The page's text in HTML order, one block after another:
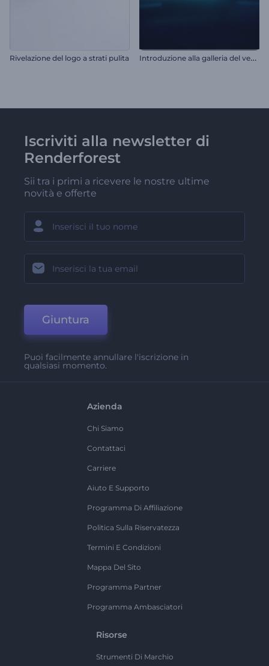
Rivelazione del logo a strati pulita I
ntroduzione alla galleria del vento per il settore automobilistico
Iscriviti alla newsletter di
Renderforest
Sii tra i primi a ricevere le nostre ultime
novità e offerte
Giuntura
Puoi facilmente annullare l'iscrizione in
qualsiasi momento.
Azienda
Chi Siamo
Contattaci
Carriere
Aiuto E Supporto
Programma Di Affiliazione
Politica Sulla Riservatezza
Termini E Condizioni
Mappa Del Sito
Programma Partner
Programma Ambasciatori
Risorse
Strumenti Di Marchio